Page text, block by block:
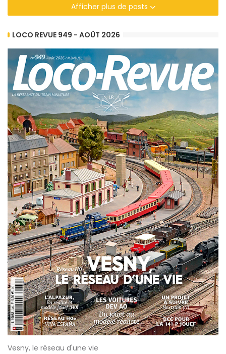
Afficher plus de posts
LOCO REVUE 949 - AOÛT 2026
Vesny, le réseau d'une vie